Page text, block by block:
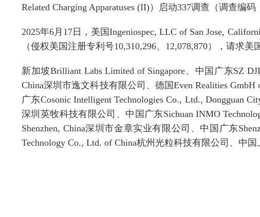
Related Charging Apparatuses (II)）启动337调查（调查编码
2025年6 月 17日，美国Ingeniospec, LLC of San Jose,
（侵权美国注册专利号10,310,296、 12,078,870），请求美
新加坡Brilliant Labs Limited of Singapore、中国广东SZ
China深圳市逸文科技有限公司、德国Even Realities GmbH
广东Cosonic Intelligent Technologies Co., Ltd., Dongguan
深圳英牧科技有限公司、中国广东Sichuan INMO
Shenzhen, China深圳市金章实业有限公司、中国广东
Technology Co., Ltd. of China杭州光粒科技有限公司、中国